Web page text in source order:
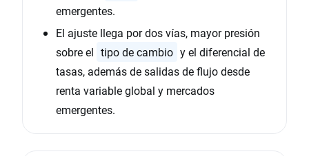
emergentes.
El ajuste llega por dos vías, mayor presión
sobre el tipo de cambio y el diferencial de
tasas, además de salidas de flujo desde
renta variable global y mercados
emergentes.